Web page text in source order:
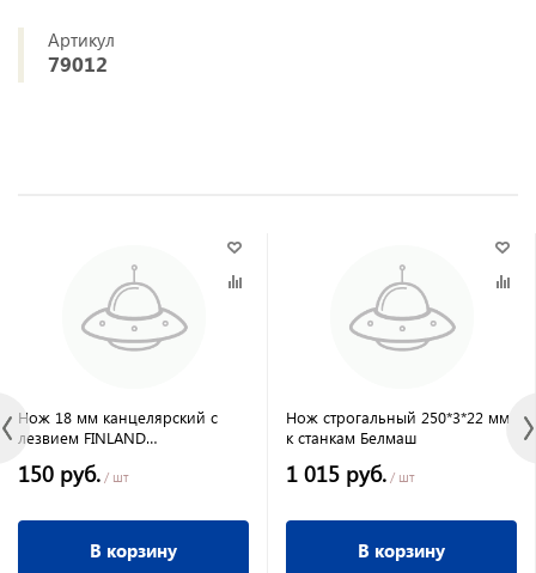
Артикул
79012
Нож 18 мм канцелярский с
лезвием FINLAND
150 руб. / шт
В корзину
Нож строгальный 250*3*22 мм
к станкам Белмаш
1 015 руб. / шт
В корзину